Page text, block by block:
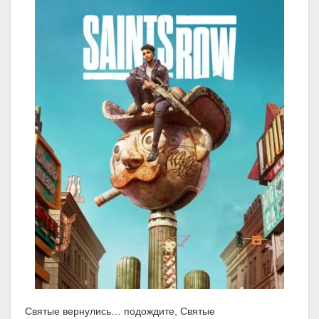
Святые вернулись… подождите, Святые